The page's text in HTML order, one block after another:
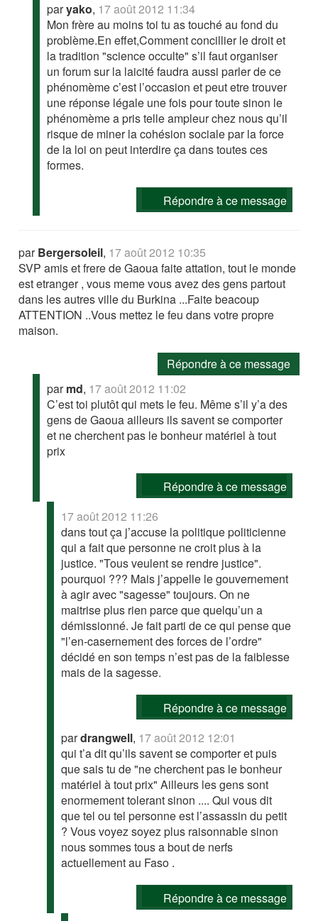
paryako, 17 août 2012 11:34
Mon frère au moins toi tu as touché au fond du
problème.En effet,Comment concillier le droit et
la tradition "science occulte" s’il faut organiser
un forum sur la laicité faudra aussi parler de ce
phénomème c’est l’occasion et peut etre trouver
une réponse légale une fois pour toute sinon le
phénomème a pris telle ampleur chez nous qu’il
risque de miner la cohésion sociale par la force
de la loi on peut interdire ça dans toutes ces
formes.
Répondre à ce message
parBergersoleil, 17 août 2012 10:35
SVP amis et frere de Gaoua faite attation, tout le monde
est etranger , vous meme vous avez des gens partout
dans les autres ville du Burkina ...Faite beacoup
ATTENTION ..Vous mettez le feu dans votre propre
maison.
Répondre à ce message
parmd, 17 août 2012 11:02
C’est toi plutôt qui mets le feu. Même s’il y’a des
gens de Gaoua ailleurs ils savent se comporter
et ne cherchent pas le bonheur matériel à tout
prix
Répondre à ce message
17 août 2012 11:26
dans tout ça j’accuse la politique politicienne
qui a fait que personne ne croit plus à la
justice. "Tous veulent se rendre justice".
pourquoi ??? Mais j’appelle le gouvernement
à agir avec "sagesse" toujours. On ne
maitrise plus rien parce que quelqu’un a
démissionné. Je fait parti de ce qui pense que
"l’en-casernement des forces de l’ordre"
décidé en son temps n’est pas de la faiblesse
mais de la sagesse.
Répondre à ce message
pardrangwell, 17 août 2012 12:01
qui t’a dit qu’ils savent se comporter et puis
que sais tu de "ne cherchent pas le bonheur
matériel à tout prix" Ailleurs les gens sont
enormement tolerant sinon .... Qui vous dit
que tel ou tel personne est l’assassin du petit
? Vous voyez soyez plus raisonnable sinon
nous sommes tous a bout de nerfs
actuellement au Faso .
Répondre à ce message